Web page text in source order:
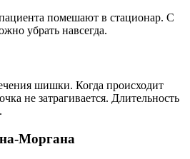
помешают в стационар. С
убрать навсегда.
шишки. Когда происходит
не затрагивается. Длительность
Моргана